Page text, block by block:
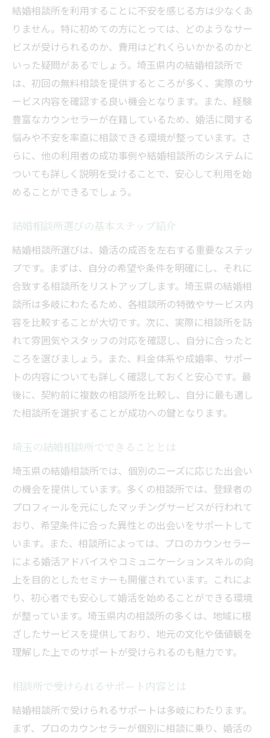
初心者が相談所を選ぶ際の重要事項
埼玉の結婚相談所の特徴を知ろう
相談所選びで後悔しないための秘訣
安心して使える埼玉の結婚相談所ガイド
埼玉で安心して利用できる相談所とは
結婚相談所のサポート内容を詳しく紹介
利用者の声から学ぶ相談所の選び方
相談所の雰囲気を事前に確認する方法
安心して使える相談所の特徴を解説
初めての相談所利用での注意点とは
埼玉の結婚相談所初心者向けスタートガイド
相談所利用の流れを事前に把握しよう
埼玉での初めての相談所体験談を紹介
初心者が陥りやすい相談所選びの失敗
結婚相談所で初心者が押さえるべきポイン
ト
相談所活用で成功するためのコツ
埼玉県での結婚相談所活用の基本ステップ
結婚相談所活用の基本ステップ解説
埼玉で相談所を最大限に活用する方法
結婚相談所での成功事例を学ぼう
相談所活用で結果を出すための秘訣
埼玉の相談所での基本的な活動方法
初めての埼玉結婚相談所訪問を成功させる方法
相談所訪問前に準備すべきこととは
初めての相談所訪問での緊張をほぐす
成功する相談所訪問のための心構え
埼玉での初めての訪問を円滑にするコツ
相談所訪問時に注意すべきマナー
訪問後のフォローアップを忘れずに
埼玉で安心して第一歩を踏み出す方法
相談所選びで安心感を得るための基準
初心者が安心して相談所を利用するには
結婚相談所を利用することに不安を感じる方は少なくあ
りません。特に初めての方にとっては、どのようなサー
ビスが受けられるのか、費用はどれくらいかかるのかと
いった疑問があるでしょう。埼玉県内の結婚相談所で
は、初回の無料相談を提供するところが多く、実際のサ
ービス内容を確認する良い機会となります。また、経験
豊富なカウンセラーが在籍しているため、婚活に関する
悩みや不安を率直に相談できる環境が整っています。さ
らに、他の利用者の成功事例や結婚相談所のシステムに
ついても詳しく説明を受けることで、安心して利用を始
めることができるでしょう。
結婚相談所選びの基本ステップ紹介
結婚相談所選びは、婚活の成否を左右する重要なステッ
プです。まずは、自分の希望や条件を明確にし、それに
合致する相談所をリストアップします。埼玉県の結婚相
談所は多岐にわたるため、各相談所の特徴やサービス内
容を比較することが大切です。次に、実際に相談所を訪
れて雰囲気やスタッフの対応を確認し、自分に合ったと
ころを選びましょう。また、料金体系や成婚率、サポー
トの内容についても詳しく確認しておくと安心です。最
後に、契約前に複数の相談所を比較し、自分に最も適し
た相談所を選択することが成功への鍵となります。
埼玉の結婚相談所でできることとは
埼玉県の結婚相談所では、個別のニーズに応じた出会い
の機会を提供しています。多くの相談所では、登録者の
プロフィールを元にしたマッチングサービスが行われて
おり、希望条件に合った異性との出会いをサポートして
います。また、相談所によっては、プロのカウンセラー
による婚活アドバイスやコミュニケーションスキルの向
上を目的としたセミナーも開催されています。これによ
り、初心者でも安心して婚活を始めることができる環境
が整っています。埼玉県内の相談所の多くは、地域に根
ざしたサービスを提供しており、地元の文化や価値観を
理解した上でのサポートが受けられるのも魅力です。
相談所で受けられるサポート内容とは
結婚相談所で受けられるサポートは多岐にわたります。
まず、プロのカウンセラーが個別に相談に乗り、婚活の